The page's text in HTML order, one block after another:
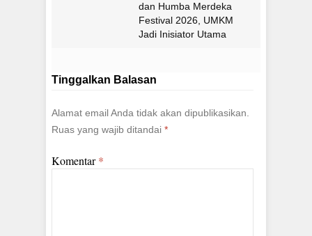
dan Humba Merdeka
Festival 2026, UMKM
Jadi Inisiator Utama
Tinggalkan Balasan
Alamat email Anda tidak akan dipublikasikan.
Ruas yang wajib ditandai *
Komentar*